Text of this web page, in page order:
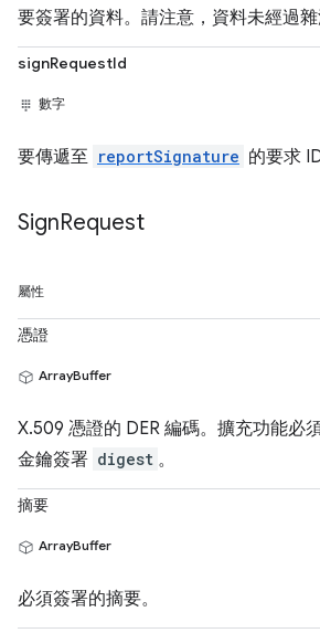
要簽署的資料。請注意，資料未經過雜
signRequestId
數字
要傳遞至 reportSignature 的要求 ID
SignRequest
屬性
憑證
ArrayBuffer
X.509 憑證的 DER 編碼。擴充功能必
金鑰簽署 digest 。
摘要
ArrayBuffer
必須簽署的摘要。